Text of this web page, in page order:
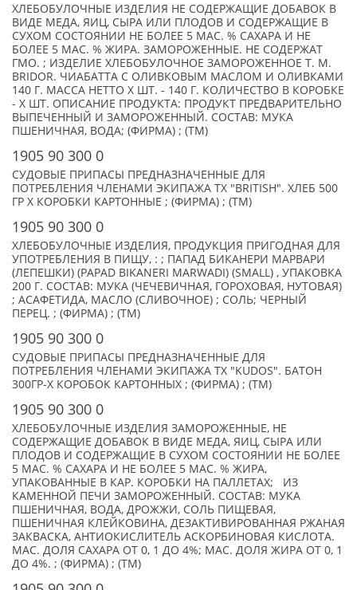
ХЛЕБОБУЛОЧНЫЕ ИЗДЕЛИЯ НЕ СОДЕРЖАЩИЕ ДОБАВОК В
ВИДЕ МЕДА, ЯИЦ, СЫРА ИЛИ ПЛОДОВ И СОДЕРЖАЩИЕ В
СУХОМ СОСТОЯНИИ НЕ БОЛЕЕ 5 МАС. % САХАРА И НЕ
БОЛЕЕ 5 МАС. % ЖИРА. ЗАМОРОЖЕННЫЕ. НЕ СОДЕРЖАТ
ГМО. ; ИЗДЕЛИЕ ХЛЕБОБУЛОЧНОЕ ЗАМОРОЖЕННОЕ Т. М.
BRIDOR. ЧИАБАТТА С ОЛИВКОВЫМ МАСЛОМ И ОЛИВКАМИ
140 Г. МАССА НЕТТО X ШТ. - 140 Г. КОЛИЧЕСТВО В КОРОБКЕ
- X ШТ. ОПИСАНИЕ ПРОДУКТА: ПРОДУКТ ПРЕДВАРИТЕЛЬНО
ВЫПЕЧЕННЫЙ И ЗАМОРОЖЕННЫЙ. СОСТАВ: МУКА
ПШЕНИЧНАЯ, ВОДА; (ФИРМА) ; (TM)
1905 90 300 0
СУДОВЫЕ ПРИПАСЫ ПРЕДНАЗНАЧЕННЫЕ ДЛЯ
ПОТРЕБЛЕНИЯ ЧЛЕНАМИ ЭКИПАЖА ТХ "BRITISH". ХЛЕБ 500
ГР X КОРОБКИ КАРТОННЫЕ ; (ФИРМА) ; (TM)
1905 90 300 0
ХЛЕБОБУЛОЧНЫЕ ИЗДЕЛИЯ, ПРОДУКЦИЯ ПРИГОДНАЯ ДЛЯ
УПОТРЕБЛЕНИЯ В ПИЩУ, : ; ПАПАД БИКАНЕРИ МАРВАРИ
(ЛЕПЕШКИ) (PAPAD BIKANERI MARWADI) (SMALL) , УПАКОВКА
200 Г. СОСТАВ: МУКА (ЧЕЧЕВИЧНАЯ, ГОРОХОВАЯ, НУТОВАЯ)
; АСАФЕТИДА, МАСЛО (СЛИВОЧНОЕ) ; СОЛЬ; ЧЕРНЫЙ
ПЕРЕЦ. ; (ФИРМА) ; (TM)
1905 90 300 0
СУДОВЫЕ ПРИПАСЫ ПРЕДНАЗНАЧЕННЫЕ ДЛЯ
ПОТРЕБЛЕНИЯ ЧЛЕНАМИ ЭКИПАЖА ТХ "KUDOS". БАТОН
300ГР-X КОРОБОК КАРТОННЫХ ; (ФИРМА) ; (TM)
1905 90 300 0
ХЛЕБОБУЛОЧНЫЕ ИЗДЕЛИЯ ЗАМОРОЖЕННЫЕ, НЕ
СОДЕРЖАЩИЕ ДОБАВОК В ВИДЕ МЕДА, ЯИЦ, СЫРА ИЛИ
ПЛОДОВ И СОДЕРЖАЩИЕ В СУХОМ СОСТОЯНИИ НЕ БОЛЕЕ
5 МАС. % САХАРА И НЕ БОЛЕЕ 5 МАС. % ЖИРА,
УПАКОВАННЫЕ В КАР. КОРОБКИ НА ПАЛЛЕТАХ; ИЗ
КАМЕННОЙ ПЕЧИ ЗАМОРОЖЕННЫЙ. СОСТАВ: МУКА
ПШЕНИЧНАЯ, ВОДА, ДРОЖЖИ, СОЛЬ ПИЩЕВАЯ,
ПШЕНИЧНАЯ КЛЕЙКОВИНА, ДЕЗАКТИВИРОВАННАЯ РЖАНАЯ
ЗАКВАСКА, АНТИОКИСЛИТЕЛЬ АСКОРБИНОВАЯ КИСЛОТА.
МАС. ДОЛЯ САХАРА ОТ 0, 1 ДО 4%; МАС. ДОЛЯ ЖИРА ОТ 0, 1
ДО 4%. ; (ФИРМА) ; (TM)